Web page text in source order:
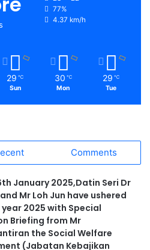
77%
4.37 km/h
29 ℃
Sun
30 ℃
Mon
29 ℃
Tue
Comments
January 2025,Datin Seri Dr
Mr Loh Jun have ushered
year 2025 with Special
Briefing from Mr
the Social Welfare
(Jabatan Kebajikan